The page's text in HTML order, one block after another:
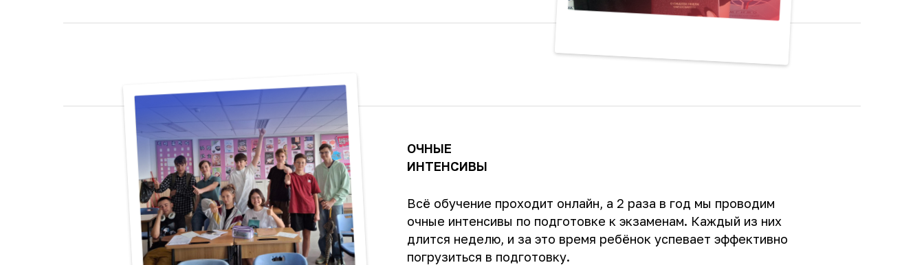
Всё обучение проходит онлайн, а 2 раза в год мы проводим
очные интенсивы по подготовке к экзаменам. Каждый из них
длится неделю, и за это время ребёнок успевает эффективно
погрузиться в подготовку.
ОЧНЫЕ
ИНТЕНСИВЫ